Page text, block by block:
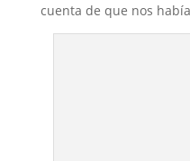
cuenta de que nos